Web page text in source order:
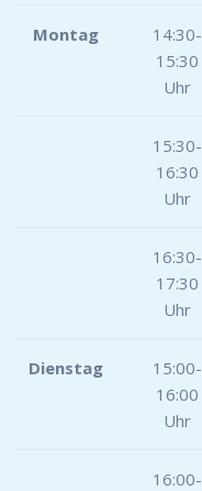
Montag
14:30-
15:30
Uhr
15:30-
16:30
Uhr
16:30-
17:30
Uhr
Dienstag
15:00-
16:00
Uhr
16:00-